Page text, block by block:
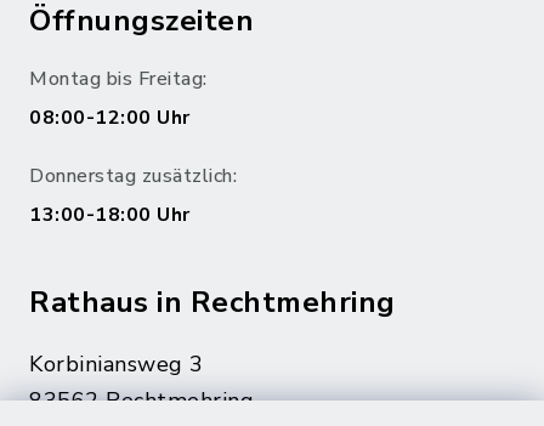
Öffnungszeiten
Montag bis Freitag:
08:00-12:00 Uhr
Donnerstag zusätzlich:
13:00-18:00 Uhr
Rathaus in Rechtmehring
Korbiniansweg 3
83562 Rechtmehring